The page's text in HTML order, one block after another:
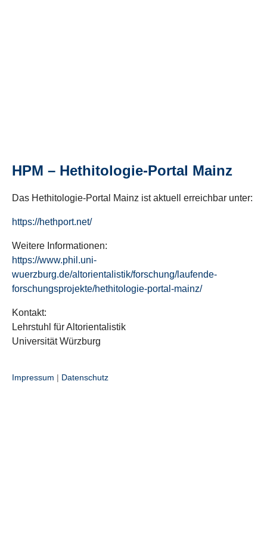
HPM – Hethitologie-Portal Mainz
Das Hethitologie-Portal Mainz ist aktuell erreichbar unter:
https://hethport.net/
Weitere Informationen:
https://www.phil.uni-
wuerzburg.de/altorientalistik/forschung/laufende-
forschungsprojekte/hethitologie-portal-mainz/
Kontakt:
Lehrstuhl für Altorientalistik
Universität Würzburg
Impressum | Datenschutz